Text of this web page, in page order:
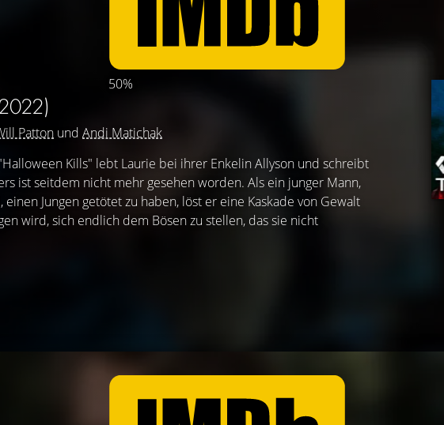
50%
Patton und Andi Matichak
Kills" lebt Laurie bei ihrer Enkelin Allyson und schreibt
ist seitdem nicht mehr gesehen worden. Als ein junger Mann,
Jungen getötet zu haben, löst er eine Kaskade von Gewalt
wird, sich endlich dem Bösen zu stellen, das sie nicht